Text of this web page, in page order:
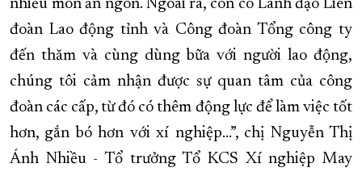
nhiều món ăn ngon. Ngoài ra, còn có Lãnh đạo Liên
đoàn Lao động tỉnh và Công đoàn Tổng công ty
đến thăm và cùng dùng bữa với người lao động,
chúng tôi cảm nhận được sự quan tâm của công
đoàn các cấp, từ đó có thêm động lực để làm việc tốt
hơn, gắn bó hơn với xí nghiệp...”, chị Nguyễn Thị
Ánh Nhiều - Tổ trưởng Tổ KCS Xí nghiệp May